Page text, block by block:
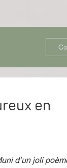
en
d’un joli